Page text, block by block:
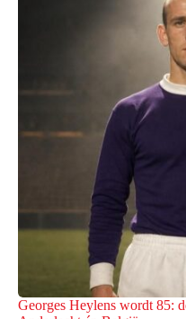
Georges Heylens wordt 85: